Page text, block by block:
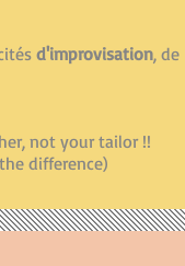
d'improvisation, de
not your tailor !!
difference)